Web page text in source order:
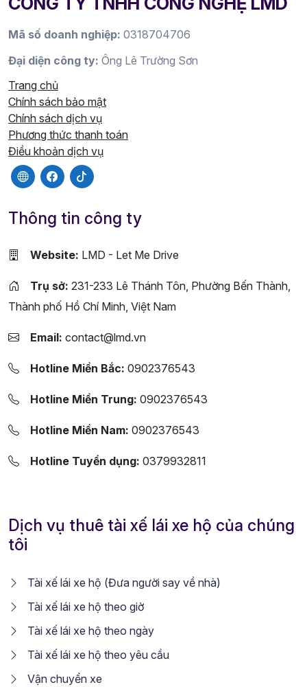
Mã số doanh nghiệp: 0318704706
Đại diện công ty: Ông Lê Trường Sơn
Trang chủ
Chính sách bảo mật
Chính sách dịch vụ
Phương thức thanh toán
Điều khoản dịch vụ
Thông tin công ty
Website: LMD - Let Me Drive
Trụ sở: 231-233 Lê Thánh Tôn, Phường Bến Thành,
Thành phố Hồ Chí Minh, Việt Nam
Email: contact@lmd.vn
Hotline Miền Bắc: 0902376543
Hotline Miền Trung: 0902376543
Hotline Miền Nam: 0902376543
Hotline Tuyển dụng: 0379932811
Dịch vụ thuê tài xế lái xe hộ của chúng
tôi
Tài xế lái xe hộ (Đưa người say về nhà)
Tài xế lái xe hộ theo giờ
Tài xế lái xe hộ theo ngày
Tài xế lái xe hộ theo yêu cầu
Vận chuyển xe